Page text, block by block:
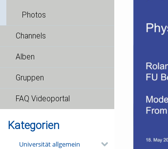
Photos
Channels
Alben
Gruppen
FAQ Videoportal
Kategorien
Universität allgemein